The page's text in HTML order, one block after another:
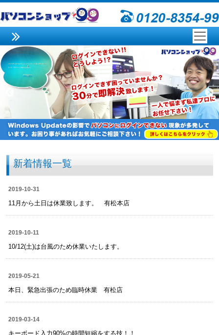
新着情報一覧
2019-10-31
11月から土日は休業致します。 有松本店
2019-10-11
10/12(土)は台風のため休業いたします。
2019-05-21
本日、緊急出張のため臨時休業 有松店
2019-03-14
キーボード入力90%の時間短縮をする技！！